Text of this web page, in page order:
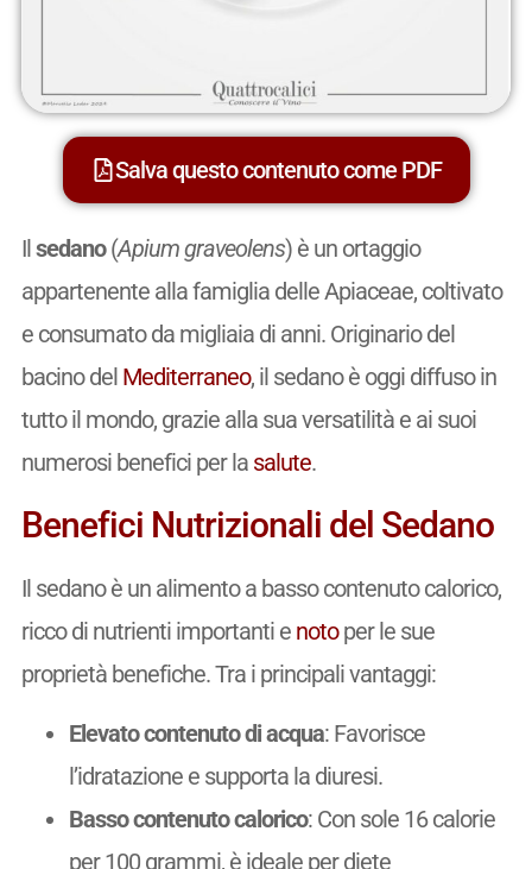
Salva questo contenuto come PDF
Il sedano(Apium graveolens) è un ortaggio
appartenente alla famiglia delle Apiaceae, coltivato
e consumato da migliaia di anni. Originario del
bacino del Mediterraneo, il sedano è oggi diffuso in
tutto il mondo, grazie alla sua versatilità e ai suoi
numerosi benefici per la salute.
Benefici Nutrizionali del Sedano
Il sedano è un alimento a basso contenuto calorico,
ricco di nutrienti importanti e notoper le sue
proprietà benefiche. Tra i principali vantaggi:
Elevato contenuto di acqua: Favorisce
l’idratazione e supporta la diuresi.
Basso contenuto calorico: Con sole 16 calorie
per 100 grammi, è ideale per diete